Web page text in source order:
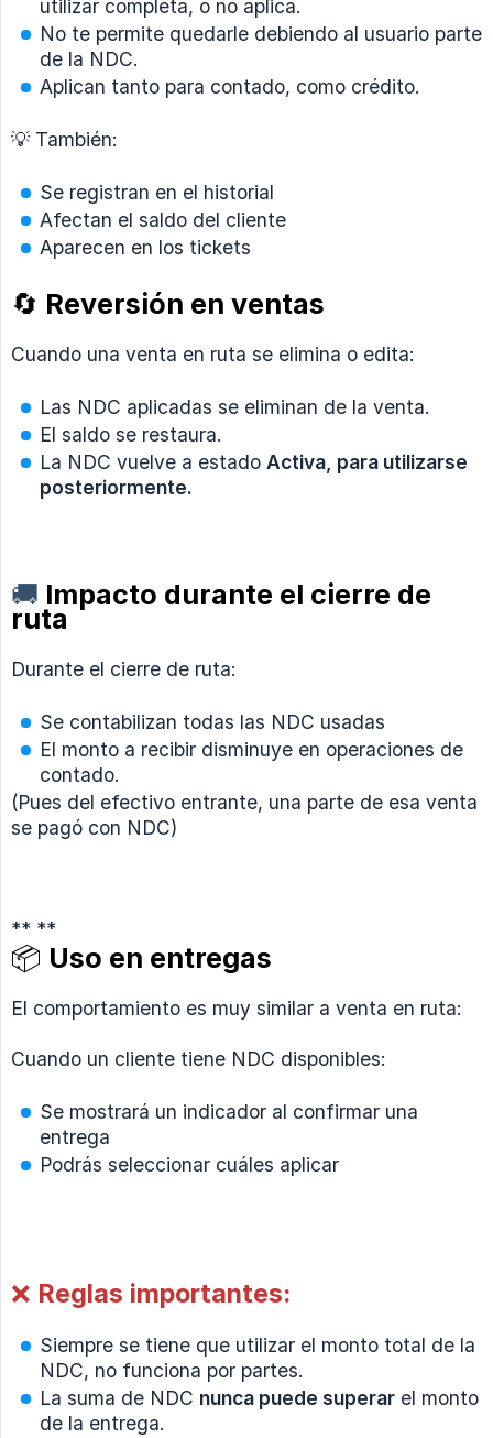
utilizar completa, o no aplica.
No te permite quedarle debiendo al usuario parte
de la NDC.
Aplican tanto para contado, como crédito.
💡 También:
Se registran en el historial
Afectan el saldo del cliente
Aparecen en los tickets
🔄 Reversión en ventas
Cuando una venta en ruta se elimina o edita:
Las NDC aplicadas se eliminan de la venta.
El saldo se restaura.
La NDC vuelve a estado Activa, para utilizarse
posteriormente.
🚚 Impacto durante el cierre de
ruta
Durante el cierre de ruta:
Se contabilizan todas las NDC usadas
El monto a recibir disminuye en operaciones de
contado.
(Pues del efectivo entrante, una parte de esa venta
se pagó con NDC)
** **
📦 Uso en entregas
El comportamiento es muy similar a venta en ruta:
Cuando un cliente tiene NDC disponibles:
Se mostrará un indicador al confirmar una
entrega
Podrás seleccionar cuáles aplicar
❌ Reglas importantes:
Siempre se tiene que utilizar el monto total de la
NDC, no funciona por partes.
La suma de NDC nunca puede superar el monto
de la entrega.